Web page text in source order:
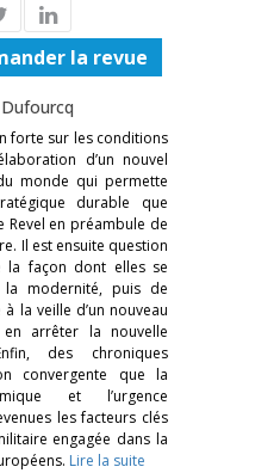
la revue
Dufourcq
forte sur les conditions
d’un nouvel
monde qui permette
durable que
Revel en préambule de
Il est ensuite question
la façon dont elles se
modernité, puis de
à la veille d’un nouveau
arrêter la nouvelle
des chroniques
convergente que la
et l’urgence
les facteurs clés
engagée dans la
Lire la suite